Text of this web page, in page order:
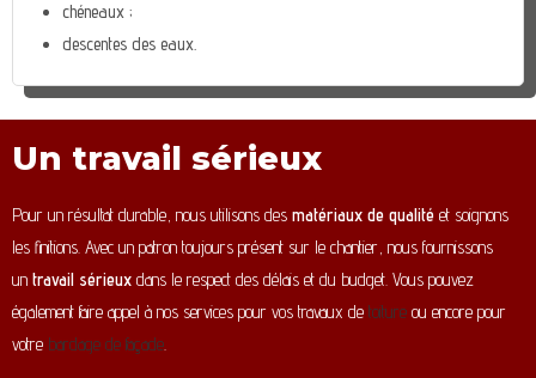
chéneaux ;
descentes des eaux.
Un travail sérieux
Pour un résultat durable, nous utilisons des matériaux de qualité et soignons
les finitions. Avec un patron toujours présent sur le chantier, nous fournissons
un travail sérieux dans le respect des délais et du budget. Vous pouvez
également faire appel à nos services pour vos travaux de toiture ou encore pour
votre bardage de façade